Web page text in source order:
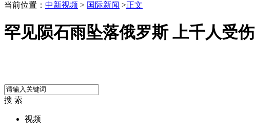
当前位置： 中新视频 > 国际新闻 >正文
罕见陨石雨坠落俄罗斯 上千人受伤
搜 索
视频